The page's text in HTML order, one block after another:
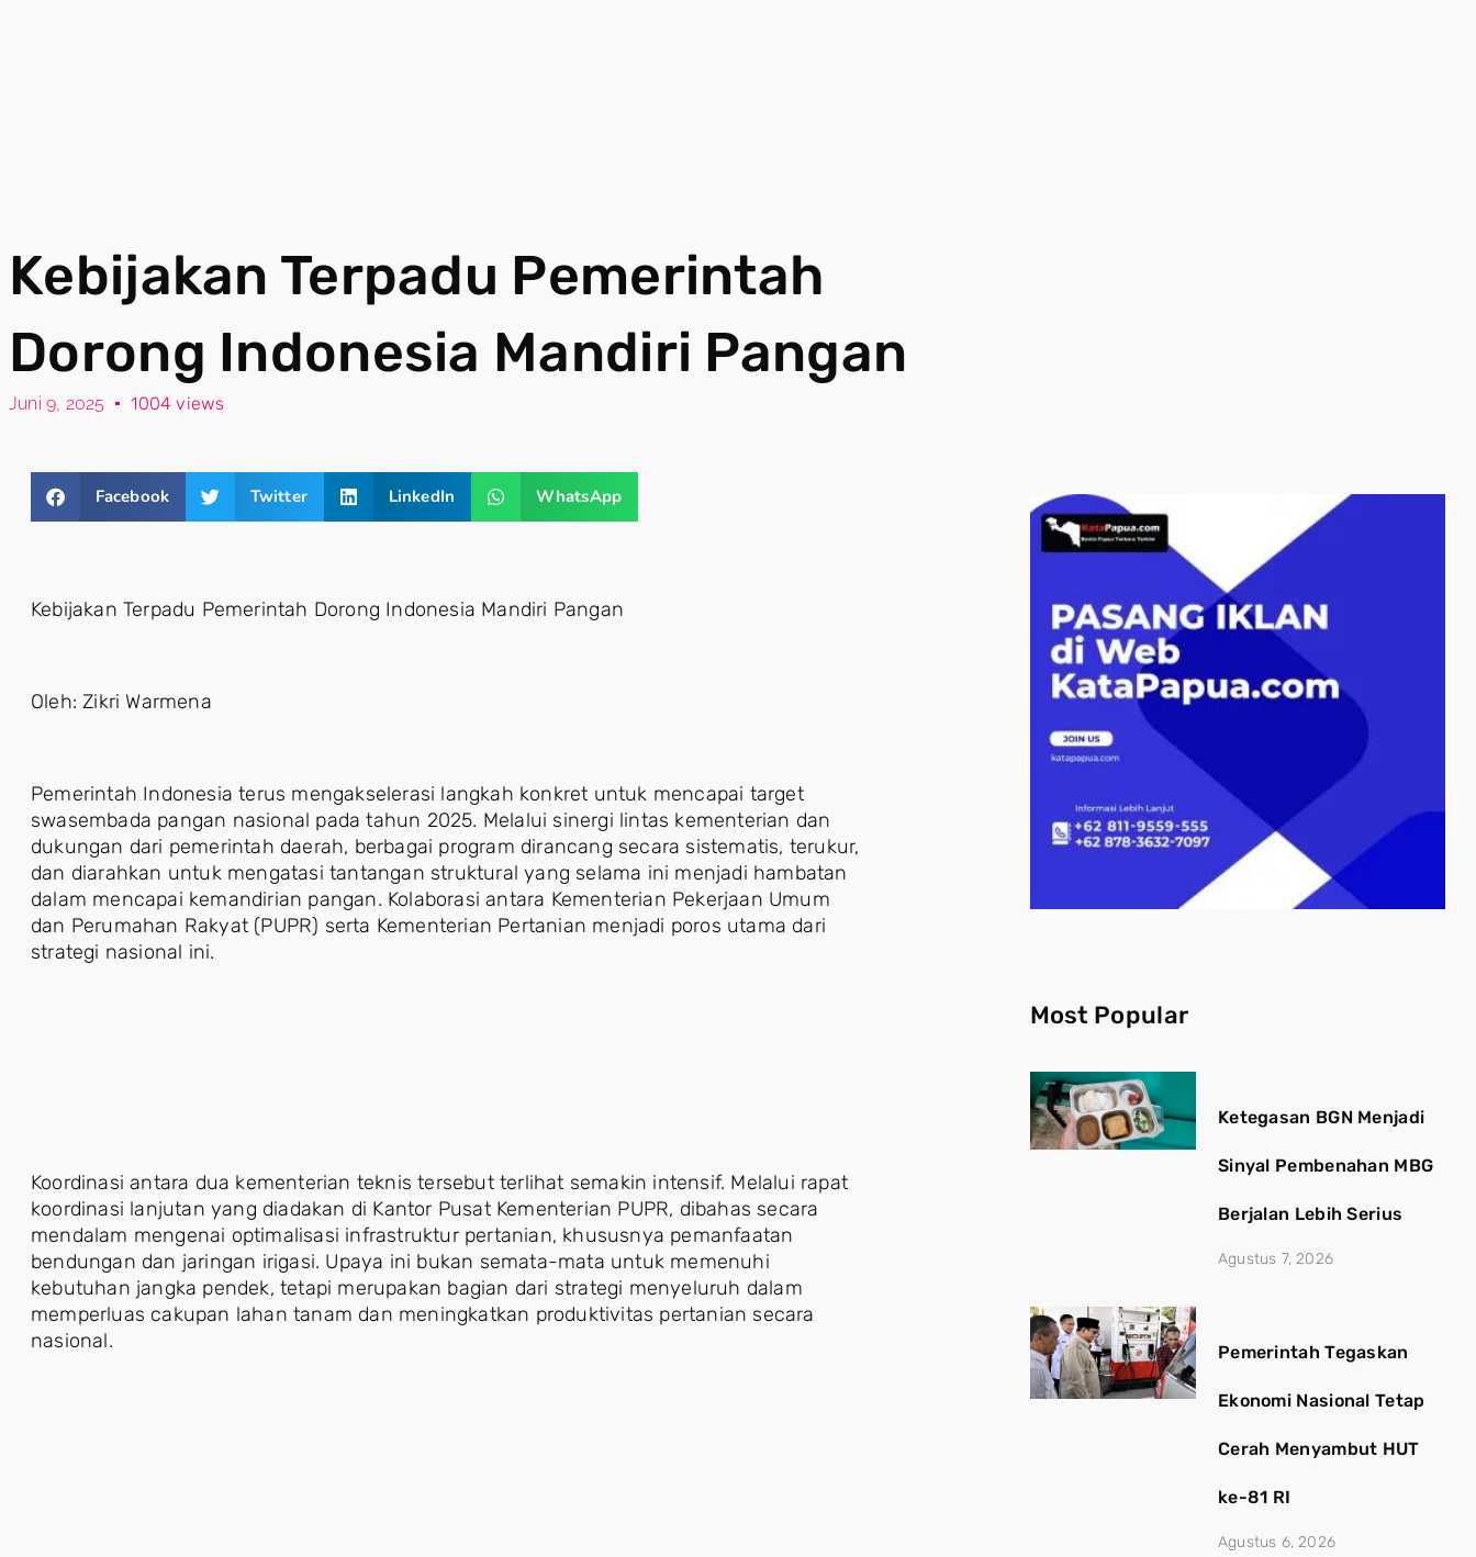
Kebijakan Terpadu Pemerintah
Dorong Indonesia Mandiri Pangan
Juni 9, 2025 1004 views
Facebook Twitter LinkedIn WhatsApp
Kebijakan Terpadu Pemerintah Dorong Indonesia Mandiri Pangan
Oleh: Zikri Warmena
Pemerintah Indonesia terus mengakselerasi langkah konkret untuk mencapai target
swasembada pangan nasional pada tahun 2025. Melalui sinergi lintas kementerian dan
dukungan dari pemerintah daerah, berbagai program dirancang secara sistematis, terukur,
dan diarahkan untuk mengatasi tantangan struktural yang selama ini menjadi hambatan
dalam mencapai kemandirian pangan. Kolaborasi antara Kementerian Pekerjaan Umum
dan Perumahan Rakyat (PUPR) serta Kementerian Pertanian menjadi poros utama dari
strategi nasional ini.
Koordinasi antara dua kementerian teknis tersebut terlihat semakin intensif. Melalui rapat
koordinasi lanjutan yang diadakan di Kantor Pusat Kementerian PUPR, dibahas secara
mendalam mengenai optimalisasi infrastruktur pertanian, khususnya pemanfaatan
bendungan dan jaringan irigasi. Upaya ini bukan semata-mata untuk memenuhi
kebutuhan jangka pendek, tetapi merupakan bagian dari strategi menyeluruh dalam
memperluas cakupan lahan tanam dan meningkatkan produktivitas pertanian secara
nasional.
Most Popular
Ketegasan BGN Menjadi
Sinyal Pembenahan MBG
Berjalan Lebih Serius
Agustus 7, 2026
Pemerintah Tegaskan
Ekonomi Nasional Tetap
Cerah Menyambut HUT
ke-81 RI
Agustus 6, 2026